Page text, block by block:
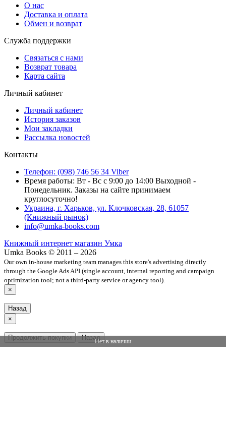
Нет в наличии
О нас
Доставка и оплата
Обмен и возврат
Служба поддержки
Связаться с нами
Возврат товара
Карта сайта
Личный кабинет
Личный кабинет
История заказов
Мои закладки
Рассылка новостей
Контакты
Телефон: (098) 746 56 34 Viber
Время работы: Вт - Вс с 9:00 до 14:00 Выходной -
Понедельник. Заказы на сайте принимаем
круглосуточно!
Украина, г. Харьков, ул. Клочковская, 28, 61057
(Книжный рынок)
info@umka-books.com
Книжный интернет магазин Умка
Umka Books © 2011 – 2026
Our own in-house marketing team manages this store's advertising directly
through the Google Ads API (single account, internal reporting and campaign
optimization tool; not a third-party service or agency tool).
×
Назад
×
Продолжить покупки Назад